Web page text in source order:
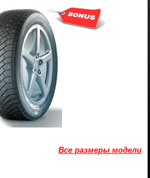
Все размеры модели